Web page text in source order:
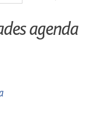
agenda